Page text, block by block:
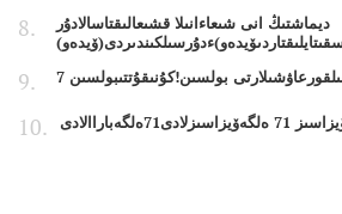
ديماشتىڭ انى شىعاءانىلا قشىعالىقتاسالادۇر